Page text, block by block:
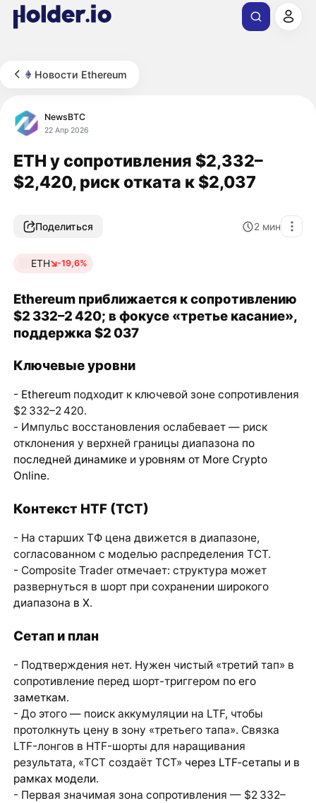
Новости Ethereum
NewsBTC
22 Апр 2026
ETH у сопротивления $2,332–
$2,420, риск отката к $2,037
Поделиться 2 мин
ETH -19,6%
Ethereum приближается к сопротивлению
$2 332–2 420; в фокусе «третье касание»,
поддержка $2 037
Ключевые уровни
- Ethereumподходит к ключевой зоне сопротивления
$2 332–2 420.
- Импульс восстановления ослабевает — риск
отклонения у верхней границы диапазона по
последней динамикеи уровням от More Crypto
Online.
Контекст HTF (TCT)
- На старших ТФ цена движется в диапазоне,
согласованном с моделью распределения TCT.
- Composite Trader отмечает: структура может
развернуться в шорт при сохранении широкого
диапазона в X.
Сетап и план
- Подтверждения нет. Нужен чистый «третий тап» в
сопротивление перед шорт-триггером по его
заметкам.
- До этого — поиск аккумуляции на LTF, чтобы
протолкнуть цену в зону «третьего тапа». Связка
LTF-лонгов в HTF-шорты для наращивания
результата, «TCT создаёт TCT» через LTF‑сетапы и в
рамках модели.
- Первая значимая зона сопротивления — $2 332–